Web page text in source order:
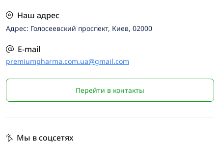
Наш адрес
Адрес: Голосеевский проспект, Киев, 02000
E-mail
premiumpharma.com.ua@gmail.com
Перейти в контакты
Мы в соцсетях